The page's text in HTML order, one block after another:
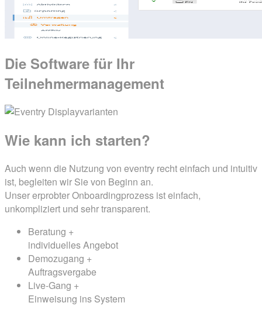
Die Software für Ihr
Teilnehmermanagement
Wie kann ich starten?
Auch wenn die Nutzung von eventry recht einfach und intuitiv
ist, begleiten wir Sie von Beginn an.
Unser erprobter Onboardingprozess ist einfach,
unkompliziert und sehr transparent.
Beratung +
individuelles Angebot
Demozugang +
Auftragsvergabe
Live-Gang +
Einweisung ins System